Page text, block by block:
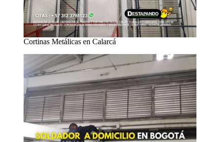
Cortinas Metálicas en Calarcá